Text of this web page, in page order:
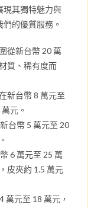
現其獨特魅力與
的優質服務。
從新台幣 20 萬
質、稀有度而
新台幣 8 萬元至
元。
台幣 5 萬元至 20
6 萬元至 25 萬
皮夾約 1.5 萬元
萬元至 18 萬元，